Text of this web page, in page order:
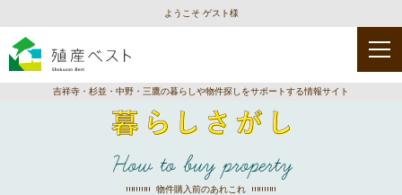
ようこそ ゲスト様
吉祥寺・杉並・中野・三鷹の暮らしや物件探しをサポートする情報サイト
How to buy property
物件購入前のあれこれ